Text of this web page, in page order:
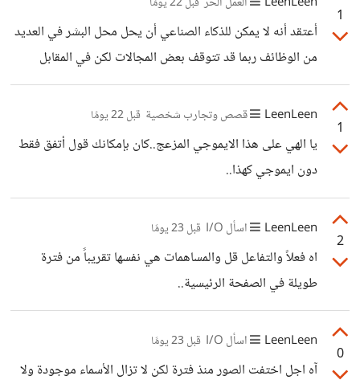
سورة البقرة " يؤلمني قلبي كلما فكرت فيما تبقى من المصحف
⁦(⁠｡⁠ﾉ⁠ω⁠＼⁠｡⁠)⁩ لكن أسأل الله التوفيق لي وللجميع" وفي الحقيقة
اخترت آيتان " وإن كنتم في ريب مما نزلنا على عبدنا فأتوا
1
أعتقد أنه لا يمكن للذكاء الصناعي أن يحل محل البشر في العديد
من الوظائف ربما قد تتوقف بعض المجالات لكن في المقابل
ستأتي مجالات التعامل مع الذكاء الصناعي أما المجالات
التخصصية كالطب والتعليم والهندسة والقانون ما سيتأثر هو ما
يعتمد على الحاسوب بشكل أساسي وليس كلها أيضاً سيلتغي
فالمبرمج والأمن السيبراني سيظلان كما العديد من المجالات
الأخرى للحواسيب.. أعتقد أن هناك مبالغات مدسوسة وكلها من
بعيداً عن أن نرى ما
1
LeenLeen قصص وتجارب شخصية قبل 22 يومًا
يا الهي على هذا الايموجي المزعج..كان بإمكانك قول أتفق فقط
دون ايموجي كهذا..
2
LeenLeen اسأل I/O قبل 23 يومًا
اه فعلاً والتفاعل قل والمساهمات هي نفسها تقريباً من فترة
طويلة في الصفحة الرئيسية..
0
LeenLeen اسأل I/O قبل 23 يومًا
آه اجل اختفت الصور منذ فترة لكن لا تزال الأسماء موجودة ولا